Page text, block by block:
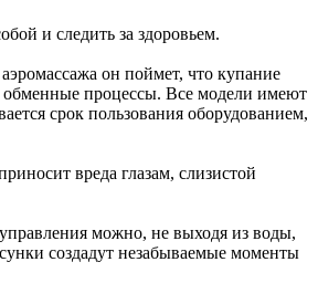
и следить за здоровьем.
он поймет, что купание
обменные процессы. Все модели имеют
срок пользования оборудованием,
вреда глазам, слизистой
можно, не выходя из воды,
создадут незабываемые моменты